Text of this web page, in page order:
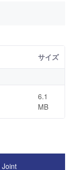
サイズ
6.1
MB
Joint